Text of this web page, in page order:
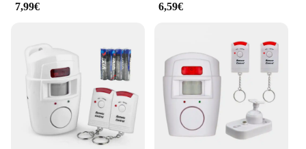
7,99€ 6,59€